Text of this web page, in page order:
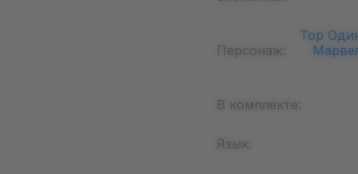
Персонаж:
Тор
В комплекте:
Язык: